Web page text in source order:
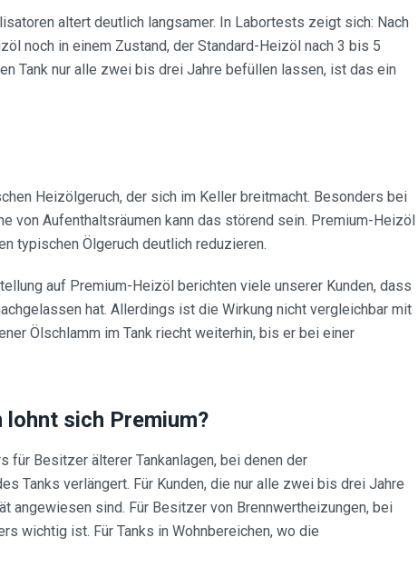
altert deutlich langsamer. In Labortests zeigt sich: Nach
noch in einem Zustand, der Standard-Heizöl nach 3 bis 5
Tank nur alle zwei bis drei Jahre befüllen lassen, ist das ein
Heizölgeruch, der sich im Keller breitmacht. Besonders bei
von Aufenthaltsräumen kann das störend sein. Premium-Heizöl
typischen Ölgeruch deutlich reduzieren.
auf Premium-Heizöl berichten viele unserer Kunden, dass
hat. Allerdings ist die Wirkung nicht vergleichbar mit
Ölschlamm im Tank riecht weiterhin, bis er bei einer
sich Premium?
für Besitzer älterer Tankanlagen, bei denen der
Tanks verlängert. Für Kunden, die nur alle zwei bis drei Jahre
angewiesen sind. Für Besitzer von Brennwertheizungen, bei
wichtig ist. Für Tanks in Wohnbereichen, wo die